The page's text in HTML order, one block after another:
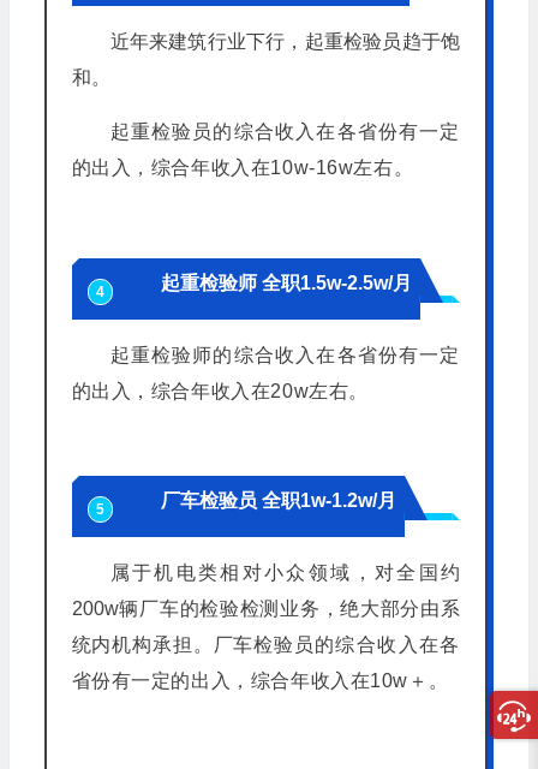
近年来建筑行业下行，起重检验员趋于饱
和。
起重检验员的综合收入在各省份有一定
的出入，综合年收入在10w-16w左右。
4 起重检验师 全职1.5w-2.5w/月
起重检验师的综合收入在各省份有一定
的出入，综合年收入在20w左右。
5 厂车检验员 全职1w-1.2w/月
属于机电类相对小众领域，对全国约
200w辆厂车的检验检测业务，绝大部分由系
统内机构承担。厂车检验员的综合收入在各
省份有一定的出入，综合年收入在10w＋。